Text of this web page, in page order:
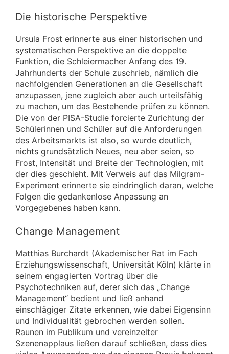
Die historische Perspektive
Ursula Frost erinnerte aus einer historischen und
systematischen Perspektive an die doppelte
Funktion, die Schleiermacher Anfang des 19.
Jahrhunderts der Schule zuschrieb, nämlich die
nachfolgenden Generationen an die Gesellschaft
anzupassen, jene zugleich aber auch urteilsfähig
zu machen, um das Bestehende prüfen zu können.
Die von der PISA-Studie forcierte Zurichtung der
Schülerinnen und Schüler auf die Anforderungen
des Arbeitsmarkts ist also, so wurde deutlich,
nichts grundsätzlich Neues, neu aber seien, so
Frost, Intensität und Breite der Technologien, mit
der dies geschieht. Mit Verweis auf das Milgram-
Experiment erinnerte sie eindringlich daran, welche
Folgen die gedankenlose Anpassung an
Vorgegebenes haben kann.
Change Management
Matthias Burchardt (Akademischer Rat im Fach
Erziehungswissenschaft, Universität Köln) klärte in
seinem engagierten Vortrag über die
Psychotechniken auf, derer sich das „Change
Management“ bedient und ließ anhand
einschlägiger Zitate erkennen, wie dabei Eigensinn
und Individualität gebrochen werden sollen.
Raunen im Publikum und vereinzelter
Szenenapplaus ließen darauf schließen, dass dies